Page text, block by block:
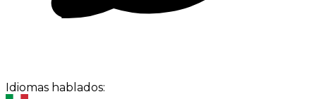
Idiomas hablados: